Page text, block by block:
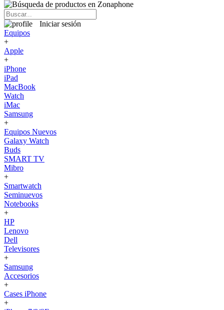
Iniciar sesión
Equipos
+
Apple
+
iPhone
iPad
MacBook
Watch
iMac
Samsung
+
Equipos Nuevos
Galaxy Watch
Buds
SMART TV
Mibro
+
Smartwatch
Seminuevos
Notebooks
+
HP
Lenovo
Dell
Televisores
+
Samsung
Accesorios
+
Cases iPhone
+